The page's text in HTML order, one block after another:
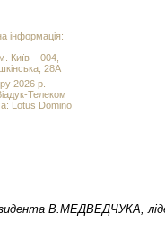
інформація:
Київ – 004,
28А
2026 р.
Телеком
Lotus Domino
В.МЕДВЕДЧУКА,